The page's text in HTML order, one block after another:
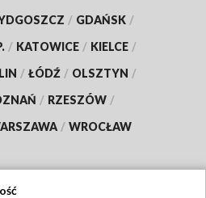
/ GDAŃSK /
/ KATOWICE / KIELCE /
/ ŁÓDŹ / OLSZTYN /
/ RZESZÓW /
/ WROCŁAW